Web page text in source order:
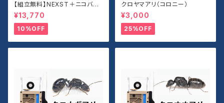
【組立無料】NEXST＋ニコバレ
シスオオアリセット
¥13,770
10%OFF
クロヤマアリ（コロニー）
¥3,000
25%OFF